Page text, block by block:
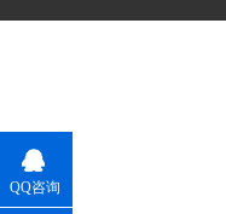
QQ咨询